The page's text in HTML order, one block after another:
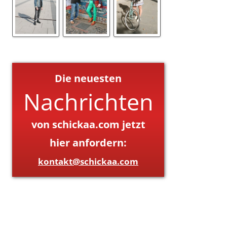
Die neuesten
Nachrichten
von schickaa.com jetzt
hier anfordern:
kontakt@schickaa.com